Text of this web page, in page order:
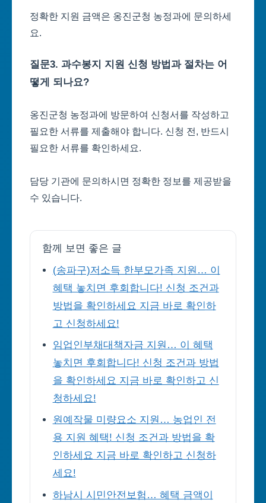
정확한 지원 금액은 옹진군청 농정과에 문의하세
요.
질문3. 과수봉지 지원 신청 방법과 절차는 어
떻게 되나요?
옹진군청 농정과에 방문하여 신청서를 작성하고
필요한 서류를 제출해야 합니다. 신청 전, 반드시
필요한 서류를 확인하세요.
담당 기관에 문의하시면 정확한 정보를 제공받을
수 있습니다.
함께 보면 좋은 글
(송파구)저소득 한부모가족 지원… 이
혜택 놓치면 후회합니다! 신청 조건과
방법을 확인하세요 지금 바로 확인하
고 신청하세요!
임업인부채대책자금 지원… 이 혜택
놓치면 후회합니다! 신청 조건과 방법
을 확인하세요 지금 바로 확인하고 신
청하세요!
원예작물 미량요소 지원… 농업인 전
용 지원 혜택! 신청 조건과 방법을 확
인하세요 지금 바로 확인하고 신청하
세요!
하남시 시민안전보험… 혜택 금액이